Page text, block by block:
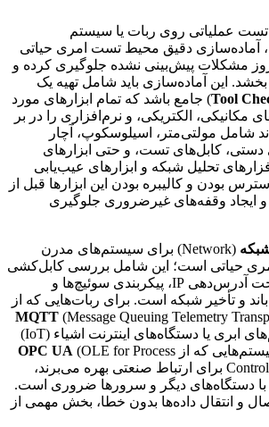
عملیاتی روی ربات یا سیستم
آماده‌سازی دقیق محیط تست امری حیاتی
مشکلات پیش‌بینی نشده جلوگیری کرده و
این آماده‌سازی باید شامل تهیه یک
Tool) جامع باشد که تمام ابزارهای مورد
مکانیکی، الکتریکی، و نرم‌افزاری را در بر
شامل مولتی‌متر، اسیلوسکوپ، آچار
دستی، کابل‌های تست، و حتی ابزارهای
تحلیل شبکه و ابزارهای عیب‌یابی
بودن و کالیبره بودن این ابزارها قبل از
ایجاد وقفه‌های غیرضروری جلوگیری
(Network) برای سیستم‌های مدرن
امری حیاتی است؛ این شامل بررسی کابل‌کشی
شبکه، اطمینان از صحت آدرس‌دهی IP، پیکربندی سوئیچ‌ها و
و تأخیر شبکه است. برای ربات‌هایی که از
MQTT (Message Queuing Telemetry
برای ارتباط با سیستم‌های ابری یا دستگاه‌های اینترنت اشیاء (IoT)
که از
OPC UA (OLE for Process
Control Unified Architecture) برای ارتباط صنعتی بهره می‌برند،
دستگاه‌های دیگر و سرورها ضروری است.
و انتقال داده‌ها بدون خطا، بخش مهمی از